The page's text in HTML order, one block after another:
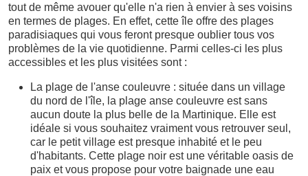
tout de même avouer qu'elle n'a rien à envier à ses voisins
en termes de plages. En effet, cette île offre des plages
paradisiaques qui vous feront presque oublier tous vos
problèmes de la vie quotidienne. Parmi celles-ci les plus
accessibles et les plus visitées sont :
La plage de l'anse couleuvre : située dans un village
du nord de l'île, la plage anse couleuvre est sans
aucun doute la plus belle de la Martinique. Elle est
idéale si vous souhaitez vraiment vous retrouver seul,
car le petit village est presque inhabité et le peu
d'habitants. Cette plage noir est une véritable oasis de
paix et vous propose pour votre baignade une eau